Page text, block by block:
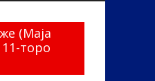
(Маја
торо